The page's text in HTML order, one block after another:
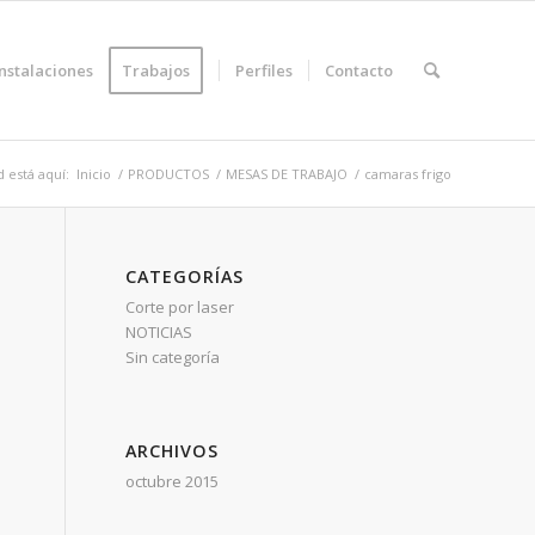
Trabajos Perfiles Contacto
está aquí: Inicio / PRODUCTOS / MESAS DE TRABAJO / camaras frigo
CATEGORÍAS
Corte por laser
NOTICIAS
Sin categoría
ARCHIVOS
octubre 2015